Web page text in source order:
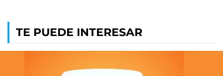
TE PUEDE INTERESAR